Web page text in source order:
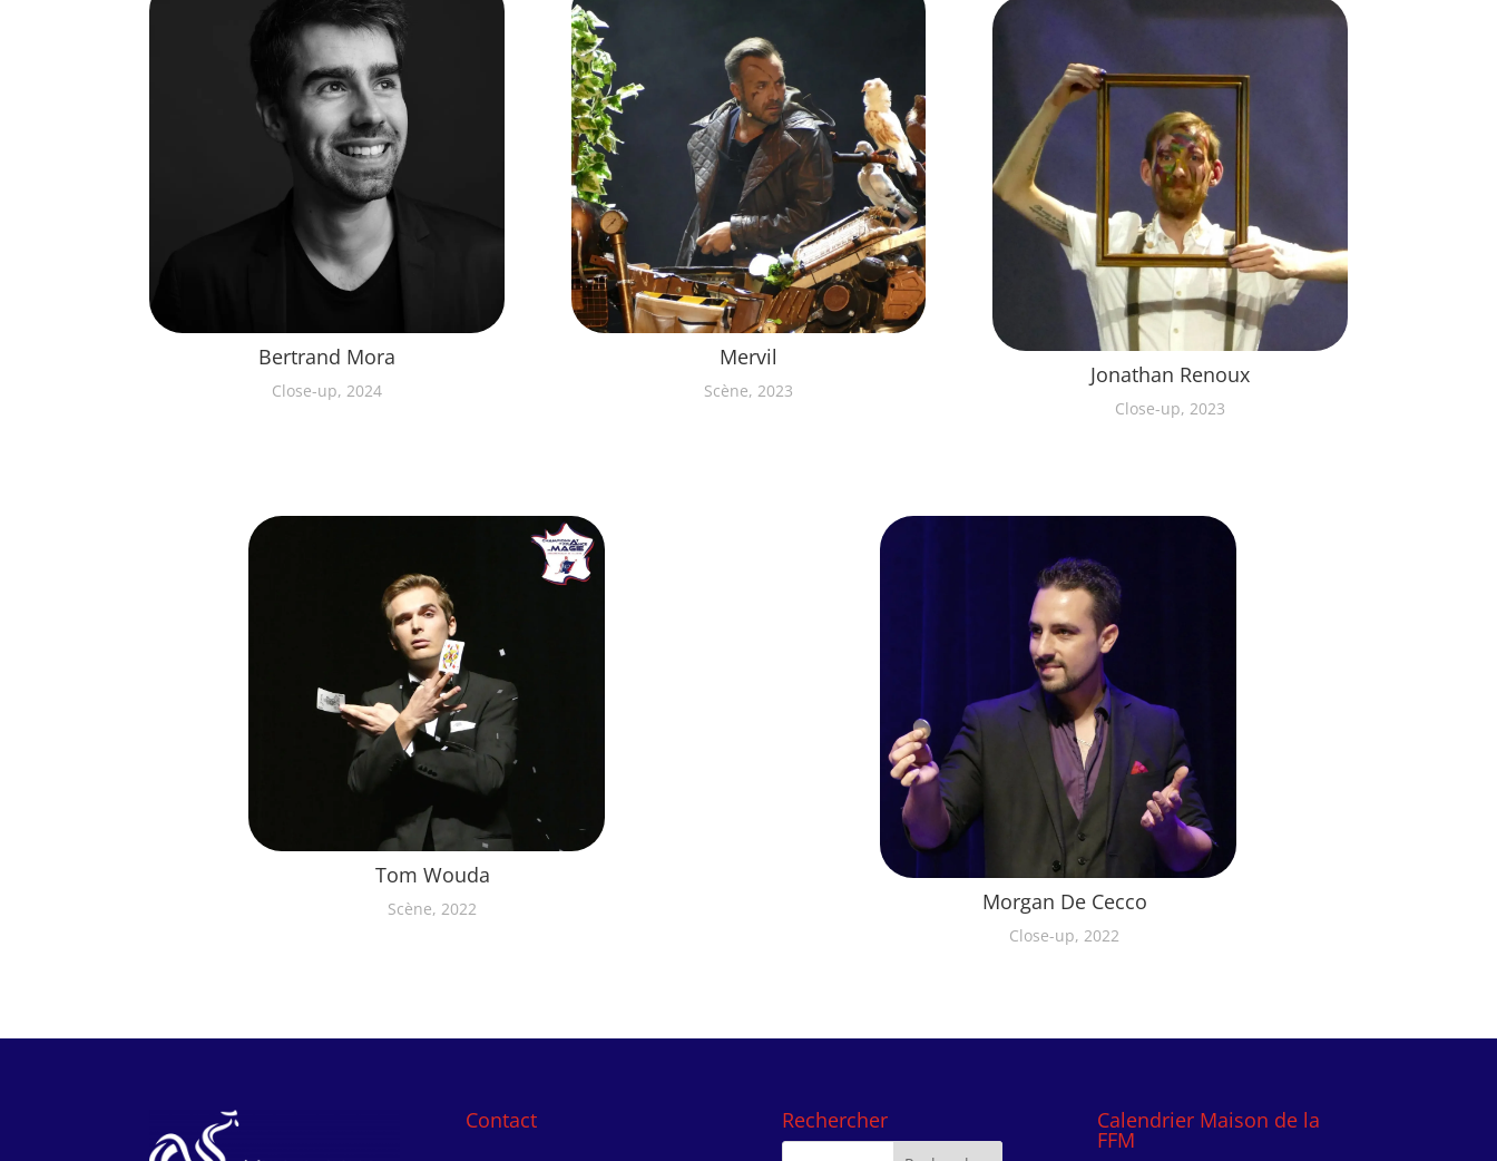
Bertrand Mora
Close-up, 2024
Mervil
Scène, 2023
Jonathan Renoux
Close-up, 2023
Tom Wouda
Scène, 2022 Morgan De Cecco
Close-up, 2022
Contact Rechercher Calendrier Maison de la
FFM